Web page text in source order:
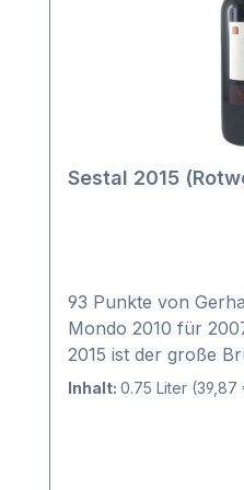
Sestal 2015
93 Punkte von
Mondo 2010 für
2015 ist der große
eine Komposition
Inhalt: 0.75 Liter (39,87